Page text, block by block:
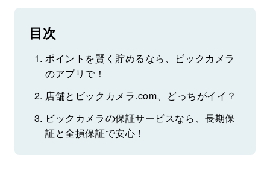
目次
ポイントを賢く貯めるなら、ビックカメラ
のアプリで！
店舗とビックカメラ.com、どっちがイイ？
ビックカメラの保証サービスなら、長期保
証と全損保証で安心！